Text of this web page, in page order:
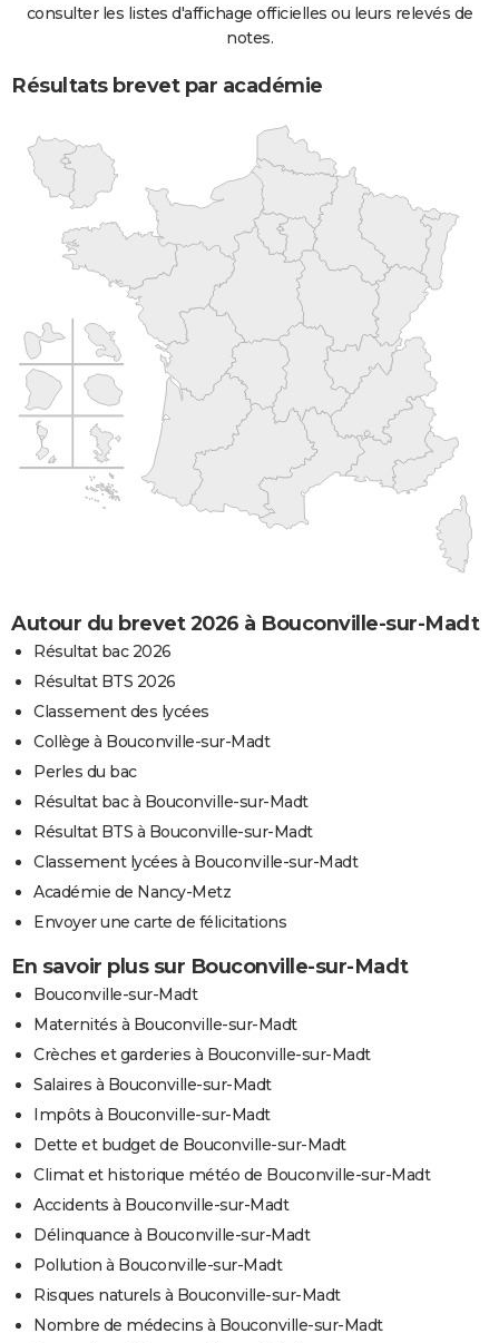
consulter les listes d'affichage officielles ou leurs relevés de
notes.
Résultats brevet par académie
Autour du brevet 2026 à Bouconville-sur-Madt
Résultat bac 2026
Résultat BTS 2026
Classement des lycées
Collège à Bouconville-sur-Madt
Perles du bac
Résultat bac à Bouconville-sur-Madt
Résultat BTS à Bouconville-sur-Madt
Classement lycées à Bouconville-sur-Madt
Académie de Nancy-Metz
Envoyer une carte de félicitations
En savoir plus sur Bouconville-sur-Madt
Bouconville-sur-Madt
Maternités à Bouconville-sur-Madt
Crèches et garderies à Bouconville-sur-Madt
Salaires à Bouconville-sur-Madt
Impôts à Bouconville-sur-Madt
Dette et budget de Bouconville-sur-Madt
Climat et historique météo de Bouconville-sur-Madt
Accidents à Bouconville-sur-Madt
Délinquance à Bouconville-sur-Madt
Pollution à Bouconville-sur-Madt
Risques naturels à Bouconville-sur-Madt
Nombre de médecins à Bouconville-sur-Madt